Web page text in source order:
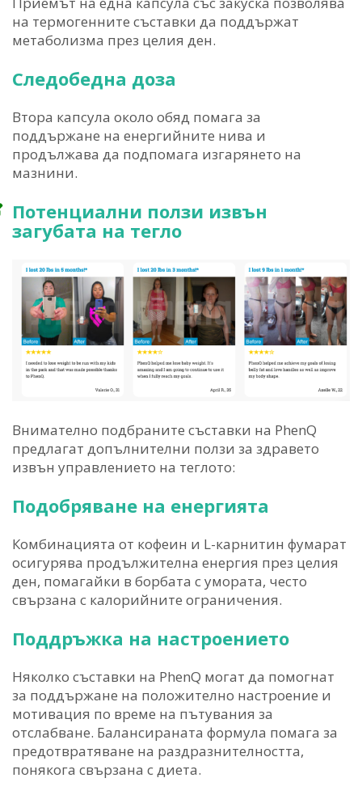
на термогенните съставки да поддържат
метаболизма през целия ден.
Следобедна доза
Втора капсула около обяд помага за
поддържане на енергийните нива и
продължава да подпомага изгарянето на
мазнини.
Потенциални ползи извън
загубата на тегло
Внимателно подбраните съставки на PhenQ
предлагат допълнителни ползи за здравето
извън управлението на теглото:
Подобряване на енергията
Комбинацията от кофеин и L-карнитин фумарат
осигурява продължителна енергия през целия
ден, помагайки в борбата с умората, често
свързана с калорийните ограничения.
Поддръжка на настроението
Няколко съставки на PhenQ могат да помогнат
за поддържане на положително настроение и
мотивация по време на пътувания за
отслабване. Балансираната формула помага за
предотвратяване на раздразнителността,
понякога свързана с диета.